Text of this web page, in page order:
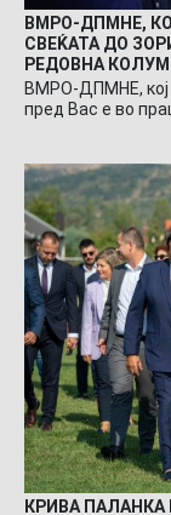
ВМРО-ДПМНЕ,
СВЕЌАТА ДО
РЕДОВНА
ВМРО-ДПМНЕ, кој
пред Вас е во
КРИВА